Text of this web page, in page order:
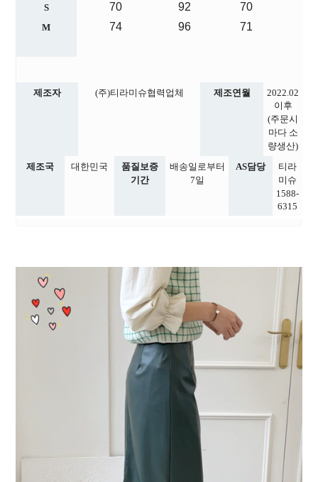
S
70 92 70
M 74 96 71
제조자 (주)티라미슈협력업체 제조연월
2022.02
이후
(주문시
마다 소
량생산)
제조국
대한민국
품질보증
기간
배송일로부터
7일
AS담당
티라
미슈
1588-
6315